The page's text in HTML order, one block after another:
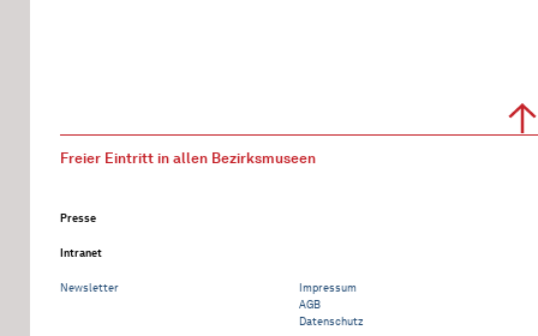
Freier Eintritt in allen Bezirksmuseen
Presse
Intranet
Newsletter
Impressum
AGB
Datenschutz